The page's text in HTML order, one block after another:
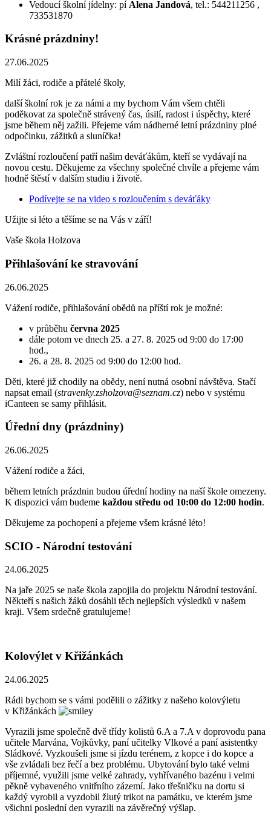
Vedoucí školní jídelny: pí Alena Jandová, tel.: 544211256 ,
733531870
Krásné prázdniny!
27.06.2025
Milí žáci, rodiče a přátelé školy,
další školní rok je za námi a my bychom Vám všem chtěli
poděkovat za společně strávený čas, úsilí, radost i úspěchy, které
jsme během něj zažili. Přejeme vám nádherné letní prázdniny plné
odpočinku, zážitků a sluníčka!
Zvláštní rozloučení patří našim deváťákům, kteří se vydávají na
novou cestu. Děkujeme za všechny společné chvíle a přejeme vám
hodně štěstí v dalším studiu i životě.
Podívejte se na video s rozloučením s deváťáky
Užijte si léto a těšíme se na Vás v září!
Vaše škola Holzova
Přihlašování ke stravování
26.06.2025
Vážení rodiče, přihlašování obědů na příští rok je možné:
v průběhu června 2025
dále potom ve dnech 25. a 27. 8. 2025 od 9:00 do 17:00
hod.,
26. a 28. 8. 2025 od 9:00 do 12:00 hod.
Děti, které již chodily na obědy, není nutná osobní návštěva. Stačí
napsat email (stravenky.zsholzova@seznam.cz) nebo v systému
iCanteen se samy přihlásit.
Úřední dny (prázdniny)
26.06.2025
Vážení rodiče a žáci,
během letních prázdnin budou úřední hodiny na naší škole omezeny.
K dispozici vám budeme každou středu od 10:00 do 12:00 hodin.
Děkujeme za pochopení a přejeme všem krásné léto!
SCIO - Národní testování
24.06.2025
Na jaře 2025 se naše škola zapojila do projektu Národní testování.
Někteří s našich žáků dosáhli těch nejlepších výsledků v našem
kraji. Všem srdečně gratulujeme!
Kolovýlet v Křižánkách
24.06.2025
Rádi bychom se s vámi podělili o zážitky z našeho kolovýletu
v Křižánkách
Vyrazili jsme společně dvě třídy kolistů 6.A a 7.A v doprovodu pana
učitele Marvána, Vojkůvky, paní učitelky Vlkové a paní asistentky
Sládkové. Vyzkoušeli jsme si jízdu terénem, z kopce i do kopce a
vše zvládali bez řečí a bez problému. Ubytování bylo také velmi
příjemné, využili jsme velké zahrady, vyhřívaného bazénu i velmi
pěkně vybaveného vnitřního zázemí. Jako třešničku na dortu si
každý vyrobil a vyzdobil žlutý trikot na památku, ve kterém jsme
všichni poslední den vyrazili na závěrečný výšlap.